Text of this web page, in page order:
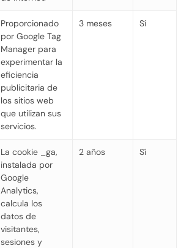
Proporcionado
por Google Tag
Manager para
experimentar la
eficiencia
publicitaria de
los sitios web
que utilizan sus
servicios.
3 meses Sí
La cookie _ga,
instalada por
Google
Analytics,
calcula los
datos de
visitantes,
sesiones y
2 años Sí